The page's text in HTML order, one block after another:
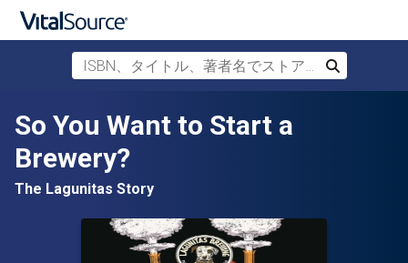
ISBN、タイトル、著者名でストアを検索
検索
So You Want to Start a
Brewery?
The Lagunitas Story